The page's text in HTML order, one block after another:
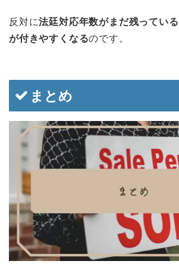
反対に法廷対応年数がまだ残ってい
が付きやすくなるのです。
まとめ